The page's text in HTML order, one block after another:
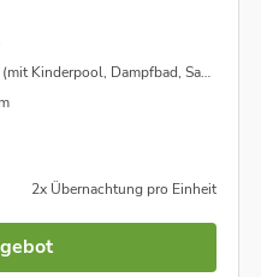
und Adults Only Spa (mit Infinity Pool, Saunen, Fitnessraum uvm.)
2x Übernachtung pro Einheit